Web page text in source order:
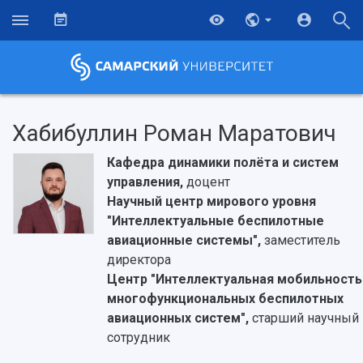
Хабибуллин Роман Маратович
Кафедра динамики полёта и систем
управления, доцент
Научный центр мирового уровня
"Интеллектуальные беспилотные
авиационные системы", заместитель
директора
Центр "Интеллектуальная мобильность
многофункциональных беспилотных
авиационных систем", старший научный
сотрудник